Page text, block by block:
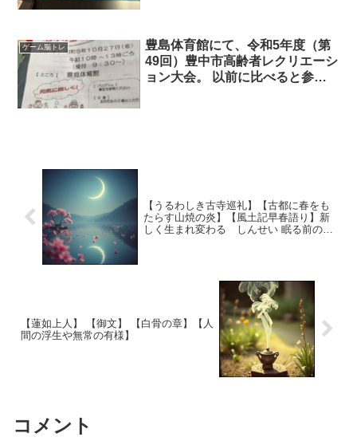
ゲーム脳トレ
豊島体育館にて、令和5年度（第
49回）豊中市高齢者レクリエーシ
ョン大会。 以前に比べると参加
【うるわしき古寺巡礼】【古都に春をも
たらす山焼の炎】【風土記早春語り】新
しく生まれ変わる しんせい 眠る前の命
【蓮如上人】 【御文】 【白骨の章】【人
間の浮生や無常の有様】
コメント